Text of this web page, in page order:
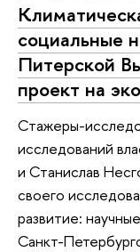
социальные
Питерской
проект на
Стажеры-
исследований
и Станислав
своего
развитие:
Санкт-